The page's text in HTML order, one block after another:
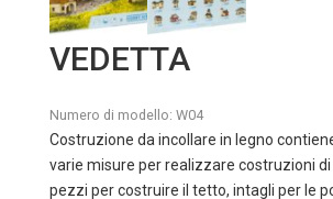
VEDETTA
Numero di modello: W04
Costruzione da incollare in legno
varie misure per realizzare costruzioni di
pezzi per costruire il tetto, intagli per le